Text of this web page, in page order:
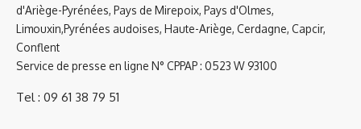
d'Ariège-Pyrénées, Pays de Mirepoix, Pays d'Olmes,
Limouxin,Pyrénées audoises, Haute-Ariège, Cerdagne, Capcir,
Conflent
Service de presse en ligne N° CPPAP : 0523 W 93100
Tel : 09 61 38 79 51